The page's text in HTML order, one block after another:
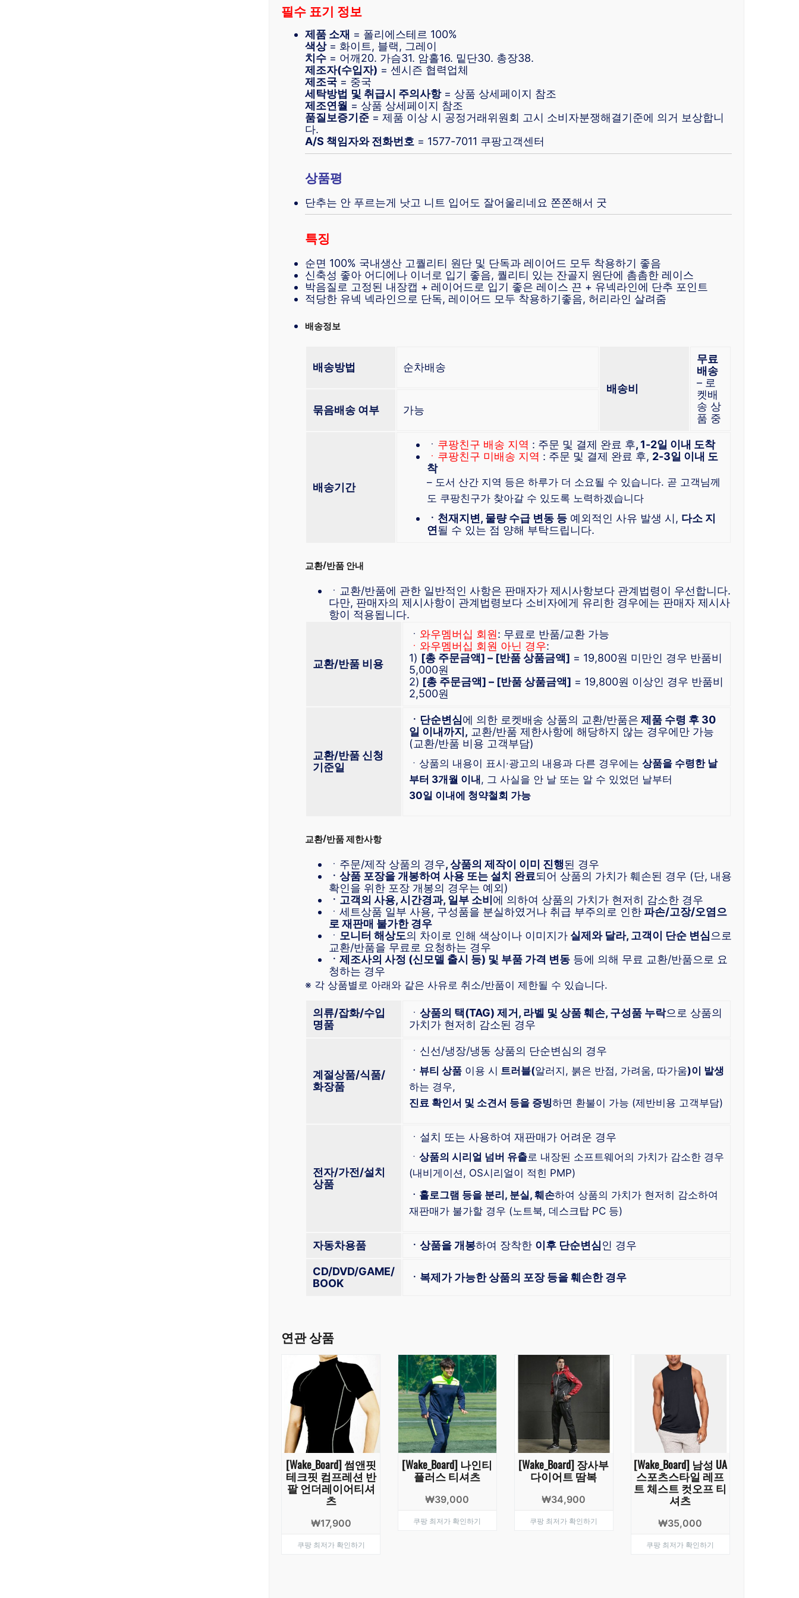
필수 표기 정보
제품 소재 = 폴리에스테르 100%
색상= 화이트, 블랙, 그레이
치수 = 어깨20. 가슴31. 암홀16. 밑단30. 총장38.
제조자(수입자) = 센시즌 협력업체
제조국 = 중국
세탁방법 및 취급시 주의사항= 상품 상세페이지 참조
제조연월 = 상품 상세페이지 참조
품질보증기준 = 제품 이상 시 공정거래위원회 고시 소비자분쟁해결기준에 의거 보상합니
다.
A/S 책임자와 전화번호 = 1577-7011 쿠팡고객센터
상품평
단추는 안 푸르는게 낫고 니트 입어도 잘어울리네요 쫀쫀해서 굿
특징
순면 100% 국내생산 고퀄리티 원단 및 단독과 레이어드 모두 착용하기 좋음
신축성 좋아 어디에나 이너로 입기 좋음, 퀄리티 있는 잔골지 원단에 촘촘한 레이스
박음질로 고정된 내장캡 + 레이어드로 입기 좋은 레이스 끈 + 유넥라인에 단추 포인트
적당한 유넥 넥라인으로 단독, 레이어드 모두 착용하기좋음, 허리라인 살려줌
배송정보
배송방법
순차배송
배송비
무료
배송
– 로
켓배
송 상
품 중
묶음배송 여부 가능
배송기간
ㆍ 쿠팡친구 배송 지역 : 주문 및 결제 완료 후, 1-2일 이내 도착
ㆍ쿠팡친구 미배송 지역 : 주문 및 결제 완료 후, 2-3일 이내 도
착
– 도서 산간 지역 등은 하루가 더 소요될 수 있습니다. 곧 고객님께
도 쿠팡친구가 찾아갈 수 있도록 노력하겠습니다
ㆍ천재지변, 물량 수급 변동 등 예외적인 사유 발생 시, 다소 지
연될 수 있는 점 양해 부탁드립니다.
교환/반품 안내
ㆍ교환/반품에 관한 일반적인 사항은 판매자가 제시사항보다 관계법령이 우선합니다.
다만, 판매자의 제시사항이 관계법령보다 소비자에게 유리한 경우에는 판매자 제시사
항이 적용됩니다.
교환/반품 비용
ㆍ 와우멤버십 회원: 무료로 반품/교환 가능
ㆍ와우멤버십 회원 아닌 경우:
1) [총 주문금액] – [반품 상품금액] = 19,800원 미만인 경우 반품비
5,000원
2) [총 주문금액] – [반품 상품금액] = 19,800원 이상인 경우 반품비
2,500원
교환/반품 신청
기준일
ㆍ단순변심에 의한 로켓배송 상품의 교환/반품은 제품 수령 후 30
일 이내까지, 교환/반품 제한사항에 해당하지 않는 경우에만 가능
(교환/반품 비용 고객부담)
ㆍ상품의 내용이 표시·광고의 내용과 다른 경우에는 상품을 수령한 날
부터 3개월 이내, 그 사실을 안 날 또는 알 수 있었던 날부터
30일 이내에 청약철회 가능
교환/반품 제한사항
ㆍ주문/제작 상품의 경우, 상품의 제작이 이미 진행된 경우
ㆍ상품 포장을 개봉하여 사용 또는 설치 완료되어 상품의 가치가 훼손된 경우 (단, 내용
확인을 위한 포장 개봉의 경우는 예외)
ㆍ고객의 사용, 시간경과, 일부 소비에 의하여 상품의 가치가 현저히 감소한 경우
ㆍ세트상품 일부 사용, 구성품을 분실하였거나 취급 부주의로 인한 파손/고장/오염으
로 재판매 불가한 경우
ㆍ 모니터 해상도의 차이로 인해 색상이나 이미지가 실제와 달라, 고객이 단순 변심 으로
교환/반품을 무료로 요청하는 경우
ㆍ제조사의 사정 (신모델 출시 등) 및 부품 가격 변동 등에 의해 무료 교환/반품으로 요
청하는 경우
※ 각 상품별로 아래와 같은 사유로 취소/반품이 제한될 수 있습니다.
의류/잡화/수입
명품
ㆍ 상품의 택(TAG) 제거, 라벨 및 상품 훼손, 구성품 누락으로 상품의
가치가 현저히 감소된 경우
계절상품/식품/
화장품
ㆍ신선/냉장/냉동 상품의 단순변심의 경우
ㆍ뷰티 상품 이용 시 트러블(알러지, 붉은 반점, 가려움, 따가움)이 발생
하는 경우,
진료 확인서 및 소견서 등을 증빙하면 환불이 가능 (제반비용 고객부담)
전자/가전/설치
상품
ㆍ설치 또는 사용하여 재판매가 어려운 경우
ㆍ 상품의 시리얼 넘버 유출로 내장된 소프트웨어의 가치가 감소한 경우
(내비게이션, OS시리얼이 적힌 PMP)
ㆍ홀로그램 등을 분리, 분실, 훼손하여 상품의 가치가 현저히 감소하여
재판매가 불가할 경우 (노트북, 데스크탑 PC 등)
자동차용품 ㆍ상품을 개봉하여 장착한 이후 단순변심인 경우
CD/DVD/GAME/
BOOK
ㆍ복제가 가능한 상품의 포장 등을 훼손한 경우
연관 상품
[Wake_Board] 썸앤핏
테크핏 컴프레션 반
팔 언더레이어티셔
츠
₩17,900
쿠팡 최저가 확인하기
[Wake_Board] 나인티
플러스 티셔츠
₩39,000
쿠팡 최저가 확인하기
[Wake_Board] 장사부
다이어트 땀복
₩34,900
쿠팡 최저가 확인하기
[Wake_Board] 남성 UA
스포츠스타일 레프
트 체스트 컷오프 티
셔츠
₩35,000
쿠팡 최저가 확인하기